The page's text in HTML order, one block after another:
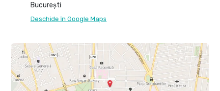
București
Deschide în Google Maps